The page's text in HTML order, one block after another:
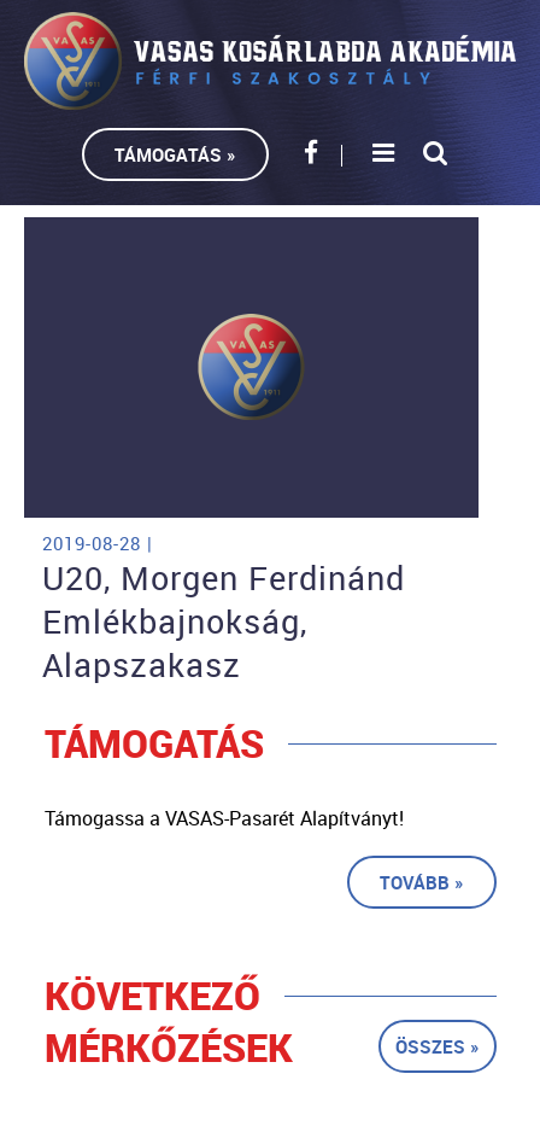
TÁMOGATÁS »
2019-08-28 |
U20, Morgen Ferdinánd
Emlékbajnokság,
Alapszakasz
TÁMOGATÁS
Támogassa a VASAS-Pasarét Alapítványt!
TOVÁBB »
KÖVETKEZŐ
MÉRKŐZÉSEK
ÖSSZES »